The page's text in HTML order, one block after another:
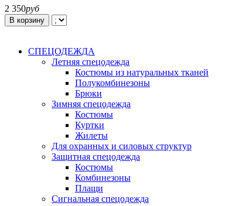
2 350руб
В корзину
СПЕЦОДЕЖДА
Летняя спецодежда
Костюмы из натуральных тканей
Полукомбинезоны
Брюки
Зимняя спецодежда
Костюмы
Куртки
Жилеты
Для охранных и силовых структур
Защитная спецодежда
Костюмы
Комбинезоны
Плащи
Сигнальная спецодежда